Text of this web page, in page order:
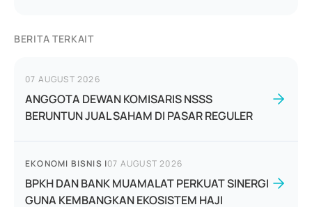
BERITA TERKAIT
07 AUGUST 2026
ANGGOTA DEWAN KOMISARIS NSSS
BERUNTUN JUAL SAHAM DI PASAR REGULER
EKONOMI BISNIS |07 AUGUST 2026
BPKH DAN BANK MUAMALAT PERKUAT SINERGI
GUNA KEMBANGKAN EKOSISTEM HAJI